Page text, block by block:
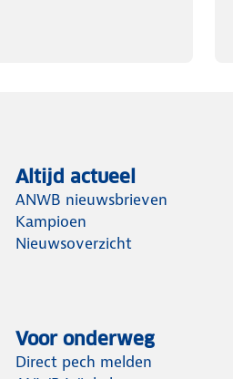
Altijd actueel
ANWB nieuwsbrieven
Kampioen
Nieuwsoverzicht
Voor onderweg
Direct pech melden